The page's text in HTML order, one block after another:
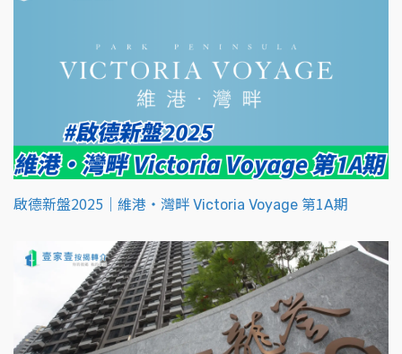
啟德新盤2025｜維港‧灣畔 Victoria Voyage 第1A期